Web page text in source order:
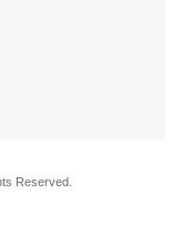
Reserved.